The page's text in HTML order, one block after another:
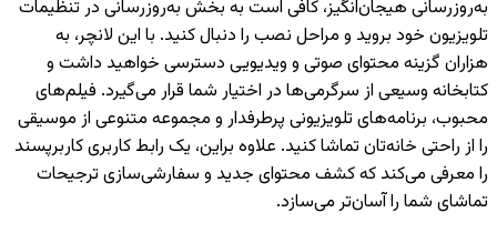
به‌روزرسانی هیجان‌انگیز، کافی است به بخش به‌روزرسانی در تنظیمات
تلویزیون خود بروید و مراحل نصب را دنبال کنید. با این لانچر، به
هزاران گزینه محتوای صوتی و ویدیویی دسترسی خواهید داشت و
کتابخانه وسیعی از سرگرمی‌ها در اختیار شما قرار می‌گیرد. فیلم‌های
محبوب، برنامه‌های تلویزیونی پرطرفدار و مجموعه متنوعی از موسیقی
را از راحتی خانه‌تان تماشا کنید. علاوه براین، یک رابط کاربری کاربرپسند
را معرفی می‌کند که کشف محتوای جدید و سفارشی‌سازی ترجیحات
تماشای شما را آسان‌تر می‌سازد.